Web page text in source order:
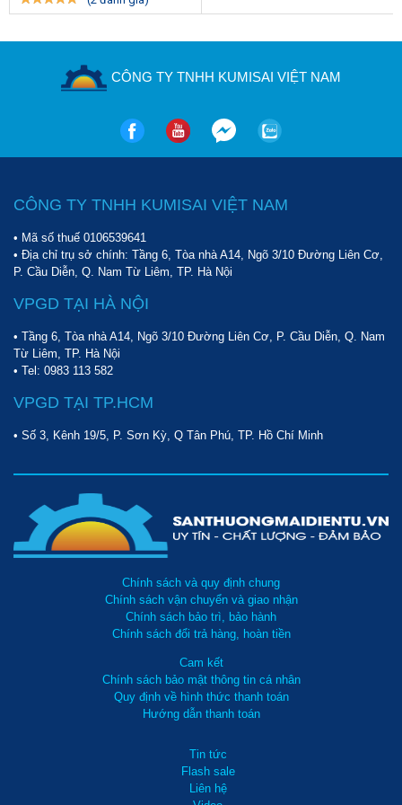
CÔNG TY TNHH KUMISAI VIỆT NAM
CÔNG TY TNHH KUMISAI VIỆT NAM
• Mã số thuế 0106539641
• Địa chỉ trụ sở chính: Tầng 6, Tòa nhà A14, Ngõ 3/10 Đường Liên Cơ,
P. Cầu Diễn, Q. Nam Từ Liêm, TP. Hà Nội
VPGD TẠI HÀ NỘI
• Tầng 6, Tòa nhà A14, Ngõ 3/10 Đường Liên Cơ, P. Cầu Diễn, Q. Nam
Từ Liêm, TP. Hà Nội
• Tel: 0983 113 582
VPGD TẠI TP.HCM
• Số 3, Kênh 19/5, P. Sơn Kỳ, Q Tân Phú, TP. Hồ Chí Minh
Chính sách và quy định chung
Chính sách vận chuyển và giao nhận
Chính sách bảo trì, bảo hành
Chính sách đổi trả hàng, hoàn tiền
Cam kết
Chính sách bảo mật thông tin cá nhân
Quy định về hình thức thanh toán
Hướng dẫn thanh toán
Tin tức
Flash sale
Liên hệ